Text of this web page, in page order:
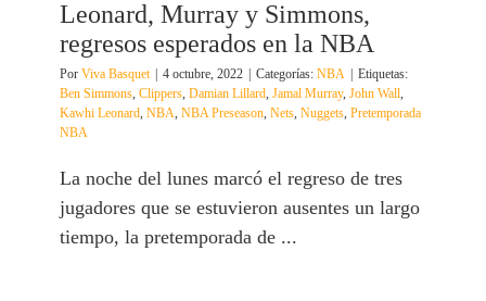
Leonard, Murray y Simmons,
regresos esperados en la NBA
Por Viva Basquet | 4 octubre, 2022 | Categorías: NBA | Etiquetas:
Ben Simmons Clippers Damian Lillard Jamal Murray, John Wall
Kawhi Leonard NBA NBA Preseason Nets Nuggets Pretemporada
NBA
La noche del lunes marcó el regreso de tres
jugadores que se estuvieron ausentes un largo
tiempo, la pretemporada de ...